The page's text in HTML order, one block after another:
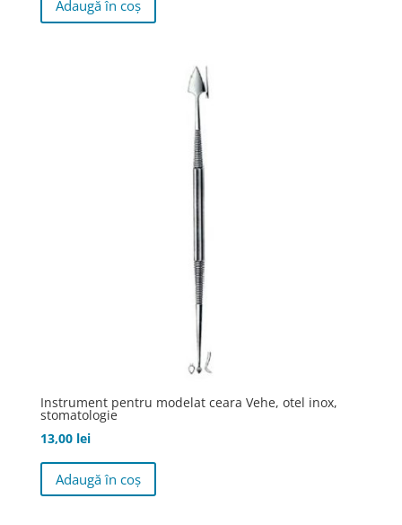
Adaugă în coș
Instrument pentru modelat ceara Vehe, otel inox,
stomatologie
13,00 lei
Adaugă în coș